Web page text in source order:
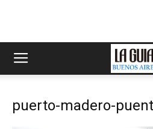
puerto-madero-